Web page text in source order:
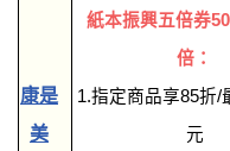
康是
美
紙本振興五倍券
倍：
1.指定商品享85折/
元